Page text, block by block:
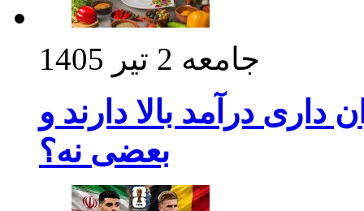
جامعه 2 تیر 1405
درآمد بالا دارند و
بعضی نه؟